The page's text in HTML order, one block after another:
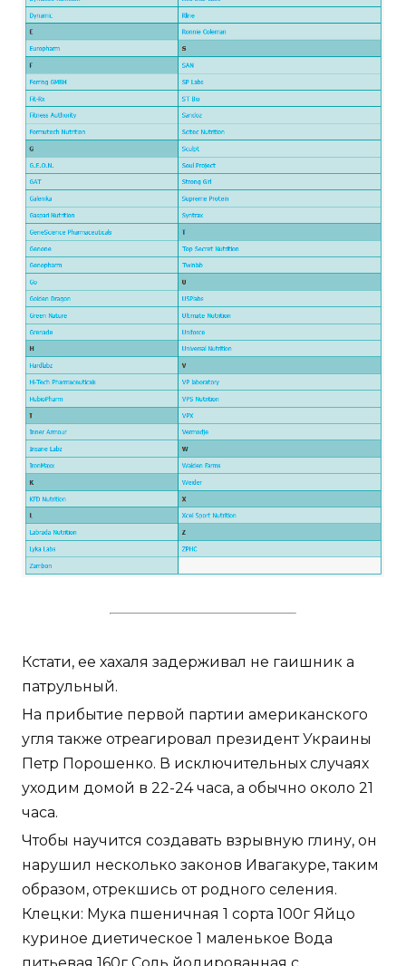
Кстати, ее хахаля задерживал не гаишник а
патрульный.
На прибытие первой партии американского
угля также отреагировал президент Украины
Петр Порошенко. В исключительных случаях
уходим домой в 22-24 часа, а обычно около 21
часа.
Чтобы научится создавать взрывную глину, он
нарушил несколько законов Ивагакуре, таким
образом, отрекшись от родного селения.
Клецки: Мука пшеничная 1 сорта 100г Яйцо
куриное диетическое 1 маленькое Вода
питьевая 160г Соль йодированная с